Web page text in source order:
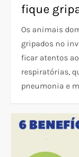
fique
Os animais
gripados no
ficar atentos
respiratórias,
pneumonia e